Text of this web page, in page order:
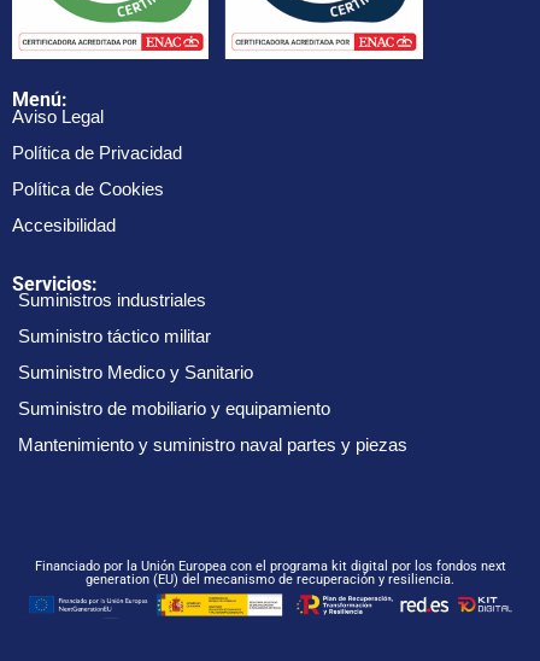
Menú:
Aviso Legal
Política de Privacidad
Política de Cookies
Accesibilidad
Servicios:
Suministros industriales
Suministro táctico militar
Suministro Medico y Sanitario
Suministro de mobiliario y equipamiento
Mantenimiento y suministro naval partes y piezas
Financiado por la Unión Europea con el programa kit digital por los fondos next
generation (EU) del mecanismo de recuperación y resiliencia.